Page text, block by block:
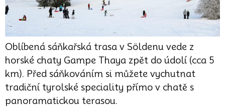
Oblíbená sáňkařská trasa v Söldenu vede z
horské chaty Gampe Thaya zpět do údolí (cca 5
km). Před sáňkováním si můžete vychutnat
tradiční tyrolské speciality přímo v chatě s
panoramatickou terasou.